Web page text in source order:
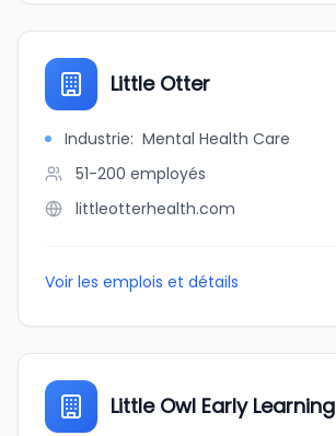
Little Otter
Industrie: Mental Health Care
51-200 employés
littleotterhealth.com
Voir les emplois et détails
Little Owl Early Learning